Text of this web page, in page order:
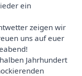
ein
zeigen wir
uns auf euer
Jahrhundert